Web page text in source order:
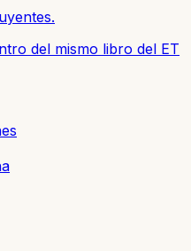
del mismo libro del ET